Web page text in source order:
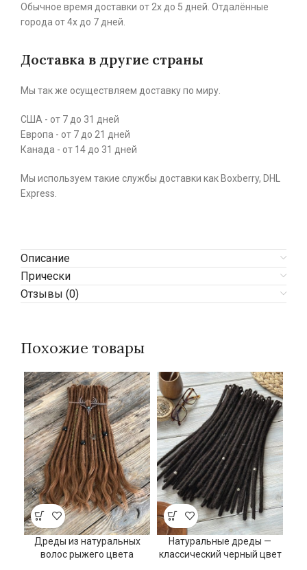
Обычное время доставки от 2х до 5 дней. Отдалённые
города от 4х до 7 дней.
Доставка в другие страны
Мы так же осуществляем доставку по миру.
США - от 7 до 31 дней
Европа - от 7 до 21 дней
Канада - от 14 до 31 дней
Мы используем такие службы доставки как Boxberry, DHL
Express.
Описание
Прически
Отзывы (0)
Похожие товары
Дреды из натуральных
волос рыжего цвета
Натуральные дреды —
классический черный цвет